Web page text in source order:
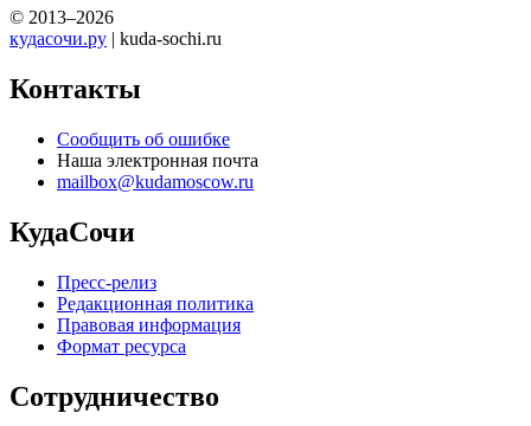
© 2013–2026
кудасочи.ру | kuda-sochi.ru
Контакты
Сообщить об ошибке
Наша электронная почта
mailbox@kudamoscow.ru
КудаСочи
Пресс-релиз
Редакционная политика
Правовая информация
Формат ресурса
Сотрудничество